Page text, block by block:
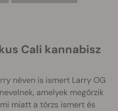
Cali kannabisz
néven is ismert Larry OG
amelyek megőrzik
miatt a törzs ismert és